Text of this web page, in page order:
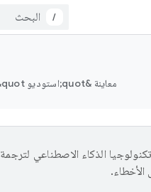
/
معاينة &quot;استوديو Android&quot;
تستخدم Google تكنولوجيا الذكاء الاصطناعي لترجمة